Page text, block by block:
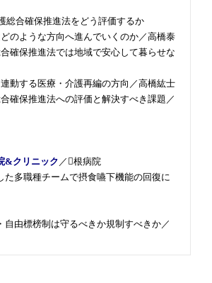
総合確保推進法をどう評価するか
のような方向へ進んでいくのか／高橋泰
確保推進法では地域で安心して暮らせな
動する医療・介護再編の方向／高橋紘士
確保推進法への評価と解決すべき課題／
&クリニック ／根病院
た多職種チームで摂食嚥下機能の回復に
由標榜制は守るべきか規制すべきか／